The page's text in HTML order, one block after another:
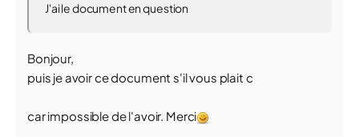
J'ai le document en question
Bonjour,
puis je avoir ce document s'il vous plait c
car impossible de l'avoir. Merci